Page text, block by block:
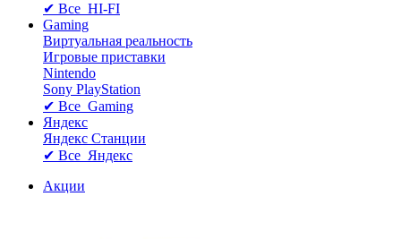
✔ Все HI-FI
Gaming
Виртуальная реальность
Игровые приставки
Nintendo
Sony PlayStation
✔ Все Gaming
Яндекс
Яндекс Станции
✔ Все Яндекс
Акции